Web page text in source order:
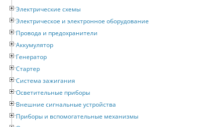
Электрические схемы
Электрическое и электронное оборудование
Провода и предохранители
Аккумулятор
Генератор
Стартер
Система зажигания
Осветительные приборы
Внешние сигнальные устройства
Приборы и вспомогательные механизмы